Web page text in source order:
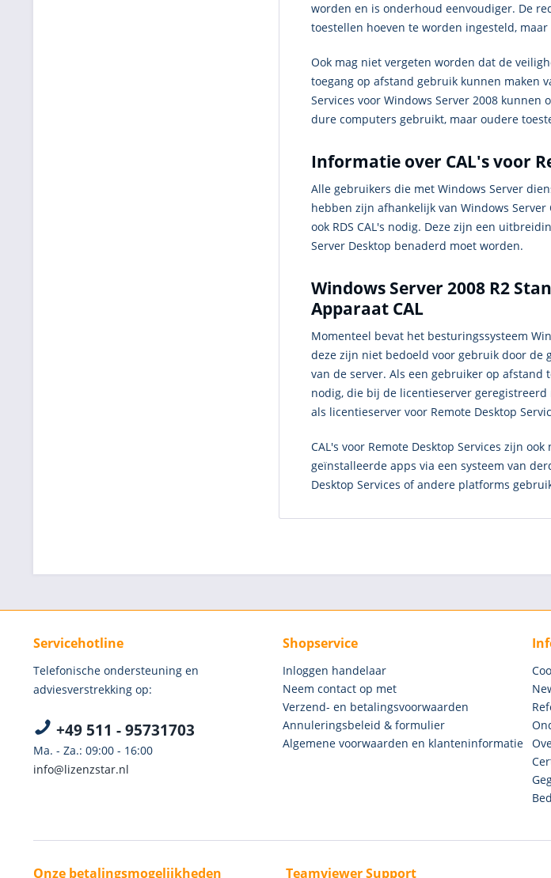
worden en is onderhoud eenvoudiger. De
toestellen hoeven te worden ingesteld, maar
Ook mag niet vergeten worden dat de
toegang op afstand gebruik kunnen maken
Services voor Windows Server 2008
dure computers gebruikt, maar oudere
Informatie over CAL's voor
Alle gebruikers die met Windows Server
hebben zijn afhankelijk van Windows Server
ook RDS CAL's nodig. Deze zijn een
Server Desktop benaderd moet worden.
Windows Server 2008 R2
Apparaat CAL
Momenteel bevat het besturingssysteem
deze zijn niet bedoeld voor gebruik door de
van de server. Als een gebruiker op afstand
nodig, die bij de licentieserver
als licentieserver voor Remote Desktop
CAL's voor Remote Desktop Services zijn
geïnstalleerde apps via een systeem van
Desktop Services of andere platforms
Servicehotline
Telefonische ondersteuning en
adviesverstrekking op:
+49 511 - 95731703
Ma. - Za.: 09:00 - 16:00
info@lizenzstar.nl
Shopservice
Inloggen handelaar
Neem contact op met
Verzend- en betalingsvoorwaarden
Annuleringsbeleid & formulier
Algemene voorwaarden en klanteninformatie
Onze betalingsmogelijkheden Teamviewer Support